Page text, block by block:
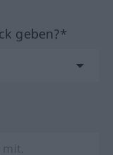
geben?*